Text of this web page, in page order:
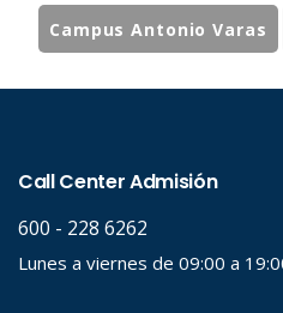
Campus Antonio Varas